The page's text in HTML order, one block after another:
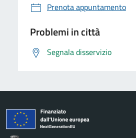
Prenota appuntamento
Problemi in città
Segnala disservizio